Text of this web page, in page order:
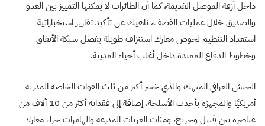
داخل أزقة الموصل القديمة، كما أن الطائرات لا يمكنها التمييز بين العدو
والصديق خلال عمليات القصف، ناهيك عن تأكيد تقارير استخباراتية
استعداد التنظيم لخوض معارك استنزاف طويلة بفضل شبكة الأنفاق
وخطوط الدفاع الممتدة داخل أغلب أحياء المدينة.
الجيش العراقي المنهك والذي خسر أكثر من ثلث القوات الخاصة المدربة
أمريكيًا والمجهزة بأحدث الأسلحة، إضافة إلى فقدانه أكثر من 10 آلاف من
عناصره بين قتيل وجريح، ومئات العربات المدرعة والهامرات جراء معارك